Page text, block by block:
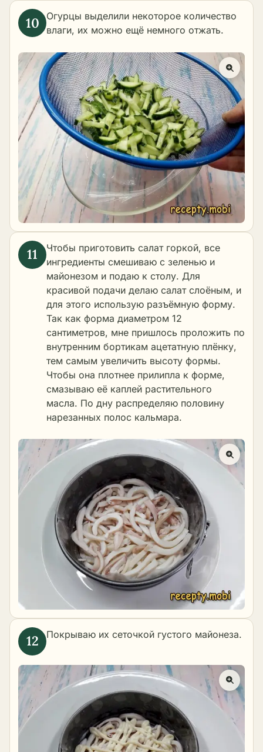
Огурцы выделили некоторое количество
влаги, их можно ещё немного отжать.
Чтобы приготовить салат горкой, все
ингредиенты смешиваю с зеленью и
майонезом и подаю к столу. Для
красивой подачи делаю салат слоёным, и
для этого использую разъёмную форму.
Так как форма диаметром 12
сантиметров, мне пришлось проложить по
внутренним бортикам ацетатную плёнку,
тем самым увеличить высоту формы.
Чтобы она плотнее прилипла к форме,
смазываю её каплей растительного
масла. По дну распределяю половину
нарезанных полос кальмара.
Покрываю их сеточкой густого майонеза.